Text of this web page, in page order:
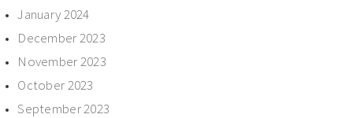
January 2024
December 2023
November 2023
October 2023
September 2023